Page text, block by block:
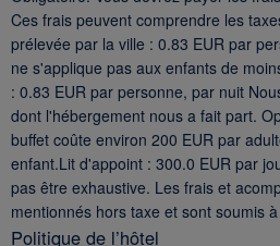
Ces frais peuvent comprendre les
prélevée par la ville : 0.83 EUR par
ne s'applique pas aux enfants de
: 0.83 EUR par personne, par nuit
dont l'hébergement nous a fait part.
buffet coûte environ 200 EUR par
enfant.Lit d'appoint : 300.0 EUR par
pas être exhaustive. Les frais et
mentionnés hors taxe et sont soumis
Politique de l’hôtel